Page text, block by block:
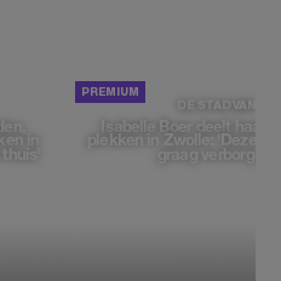
in
DE STAD VAN
Isabelle Boer deelt haar
plekken in Zwolle: 'Deze
graag verborgen'